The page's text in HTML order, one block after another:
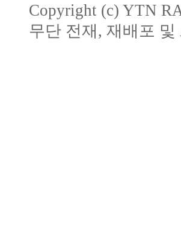
Copyright (c) YTN
무단 전재, 재배포